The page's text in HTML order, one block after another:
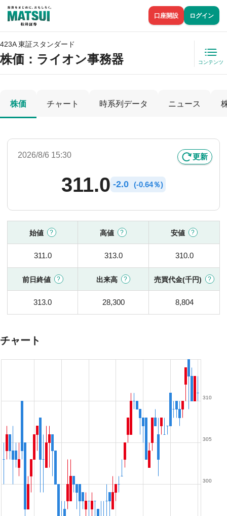
口座開設 ログイン
423A 東証スタンダード
株価 ：ライオン事務器 コンテンツ
株価 チャート 時系列データ ニュース
2026/8/6 15:30 更新
311.0 -2.0 (-0.64％)
始値 高値 安値
311.0 313.0 310.0
前日終値 出来高 売買代金(千円)
313.0 28,300 8,804
チャート
300
305
310